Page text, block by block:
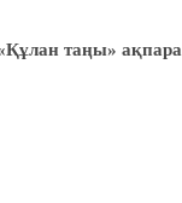
таңы»